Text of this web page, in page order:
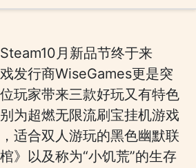
月新品节终于来
发行商WiseGames更是突
玩家带来三款好玩又有特色
为超燃无限流刷宝挂机游戏
适合双人游玩的黑色幽默联
》以及称为“小饥荒”的生存